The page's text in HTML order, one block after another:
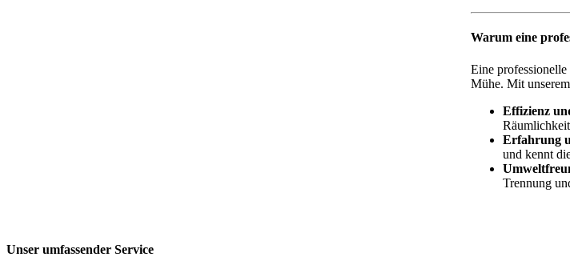
Warum eine
Eine
Mühe. Mit
Effizienz
Erfahrung
und kennt
Trennung
Unser umfassender Service